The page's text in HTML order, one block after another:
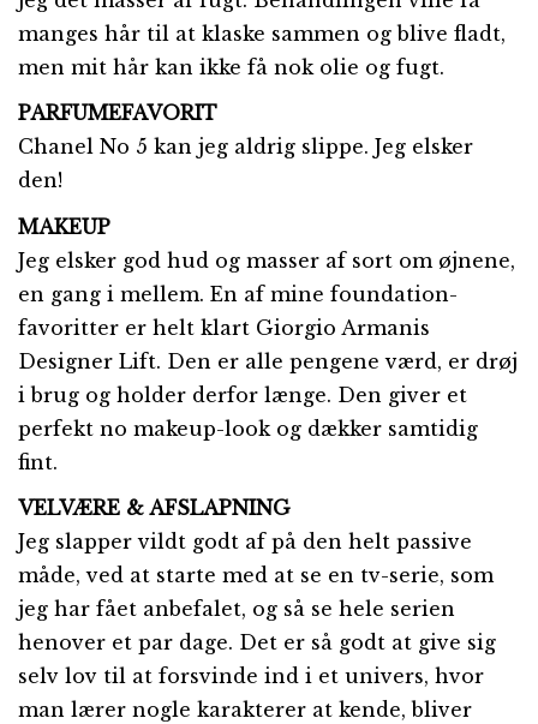
manges hår til at klaske sammen og blive fladt,
men mit hår kan ikke få nok olie og fugt.
PARFUMEFAVORIT
Chanel No 5 kan jeg aldrig slippe. Jeg elsker
den!
MAKEUP
Jeg elsker god hud og masser af sort om øjnene,
en gang i mellem. En af mine foundation-
favoritter er helt klart Giorgio Armanis
Designer Lift. Den er alle pengene værd, er drøj
i brug og holder derfor længe. Den giver et
perfekt no makeup-look og dækker samtidig
fint.
VELVÆRE & AFSLAPNING
Jeg slapper vildt godt af på den helt passive
måde, ved at starte med at se en tv-serie, som
jeg har fået anbefalet, og så se hele serien
henover et par dage. Det er så godt at give sig
selv lov til at forsvinde ind i et univers, hvor
man lærer nogle karakterer at kende, bliver